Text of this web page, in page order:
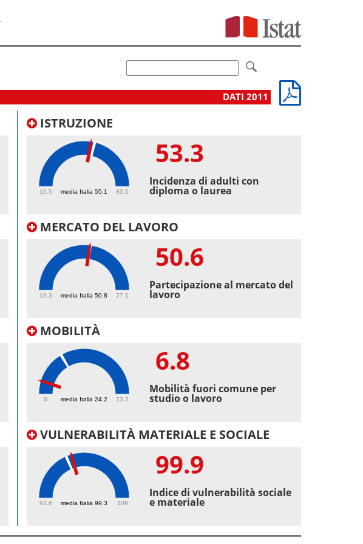
DATI 2011
ISTRUZIONE
media Italia 55.1
16.5 83.5
53.3
Incidenza di adulti con
diploma o laurea
MERCATO DEL LAVORO
media Italia 50.8
19.3 77.1
50.6
Partecipazione al mercato del
lavoro
MOBILITÀ
media Italia 24.2
0 73.2
6.8
Mobilità fuori comune per
studio o lavoro
VULNERABILITÀ MATERIALE E SOCIALE
media Italia 99.3
93.6 109
99.9
Indice di vulnerabilità sociale
e materiale